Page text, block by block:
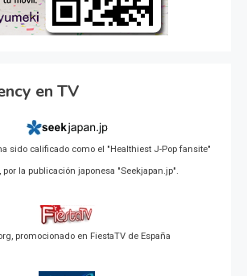
en TV
sido calificado como el "Healthiest J-Pop fansite"
por la publicación japonesa "Seekjapan.jp".
promocionado en FiestaTV de España